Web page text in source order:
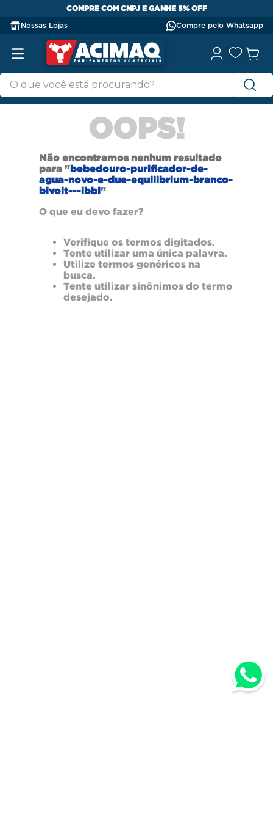
COMPRE COM CNPJ E GANHE 5% OFF
Nossas Lojas Compre pelo Whatsapp
OOPS!
Não encontramos nenhum resultado
para "bebedouro-purificador-de-
agua-novo-e-due-equilibrium-branco-
bivolt---ibbl"
O que eu devo fazer?
Verifique os termos digitados.
Tente utilizar uma única palavra.
Utilize termos genéricos na
busca.
Tente utilizar sinônimos do termo
desejado.